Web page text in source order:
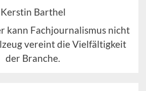
Kerstin Barthel
kann Fachjournalismus nicht
vereint die Vielfältigkeit
der Branche.